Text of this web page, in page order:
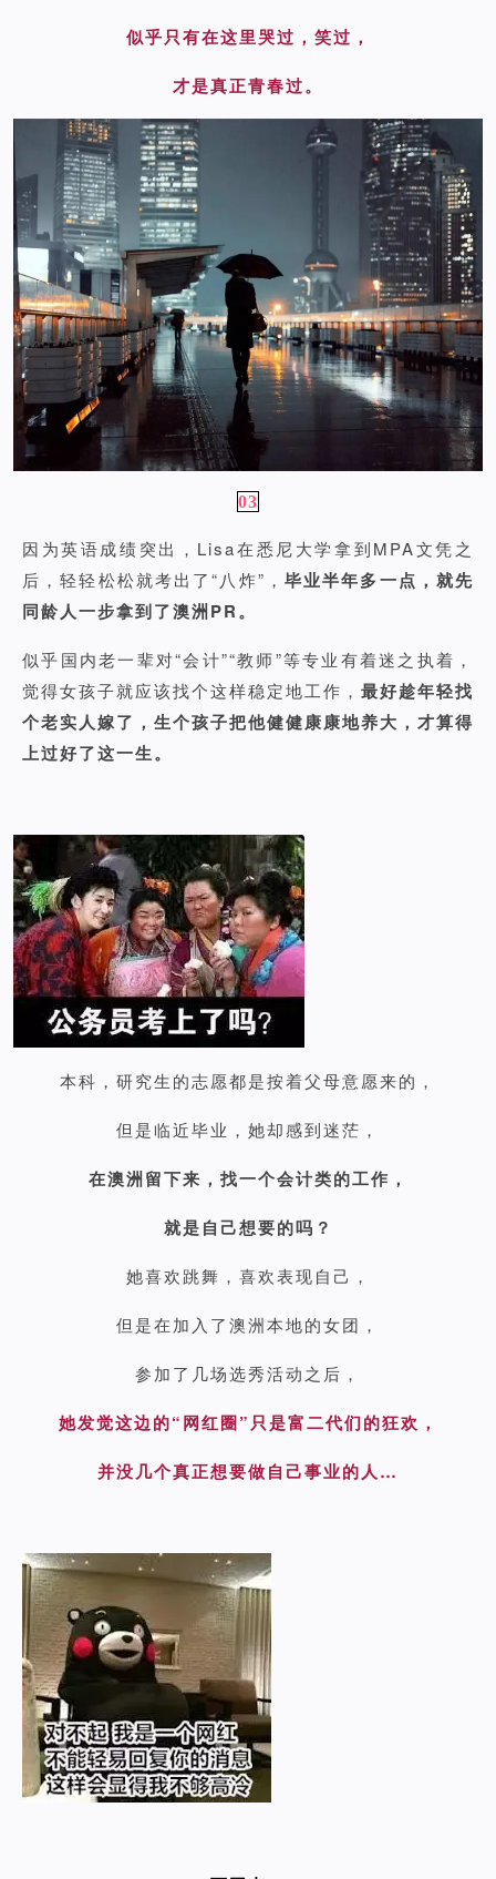
似乎只有在这里哭过，笑过，
才是真正青春过。
03
因为英语成绩突出，Lisa在悉尼大学拿到MPA文凭之
后，轻轻松松就考出了“八炸”， 毕业半年多一点，就先
同龄人一步拿到了澳洲PR。
似乎国内老一辈对“会计”“教师”等专业有着迷之执着，
觉得女孩子就应该找个这样稳定地工作， 最好趁年轻找
个老实人嫁了，生个孩子把他健健康康地养大，才算得
上过好了这一生。
本科，研究生的志愿都是按着父母意愿来的，
但是临近毕业，她却感到迷茫，
在澳洲留下来，找一个会计类的工作，
就是自己想要的吗？
她喜欢跳舞，喜欢表现自己，
但是在加入了澳洲本地的女团，
参加了几场选秀活动之后，
她发觉这边的“网红圈”只是富二代们的狂欢，
并没几个真正想要做自己事业的人…